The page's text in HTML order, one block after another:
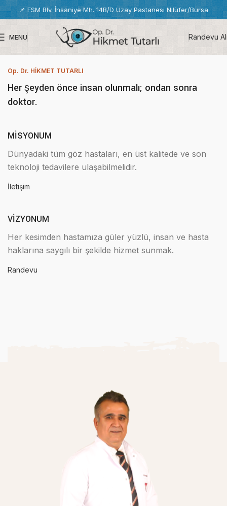
📌 FSM Blv. İhsaniye Mh. 14B/D Uzay Pastanesi Nilüfer/Bursa
MENU Randevu
Op. Dr. HİKMET TUTARLI
Her şeyden önce insan olunmalı; ondan sonra
doktor.
MİSYONUM
Dünyadaki tüm göz hastaları, en üst kalitede ve son
teknoloji tedavilere ulaşabilmelidir.
İletişim
VİZYONUM
Her kesimden hastamıza güler yüzlü, insan ve hasta
haklarına saygılı bir şekilde hizmet sunmak.
Randevu